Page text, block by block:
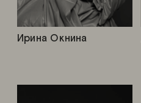
Ирина Окнина